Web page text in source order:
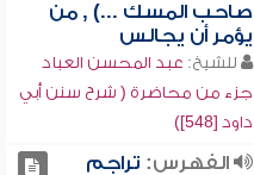
صاحب المسك ...) , من
يؤمر أن يجالس
للشيخ: عبد المحسن العباد
جزء من محاضرة ( شرح سنن أبي
داود [548])
الفهرس: تراجم